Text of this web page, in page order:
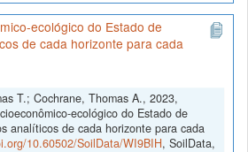
ecológico do Estado de
de cada horizonte para cada
T.; Cochrane, Thomas A., 2023,
ecológico do Estado de
analíticos de cada horizonte para cada
10.60502/SoilData/WI9BIH, SoilData,